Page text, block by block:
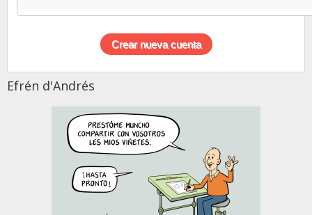
Efrén d'Andrés